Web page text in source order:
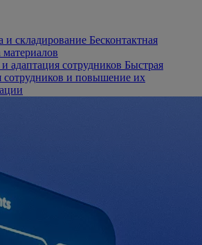
и складирование Бесконтактная
материалов
адаптация сотрудников Быстрая
сотрудников и повышение их